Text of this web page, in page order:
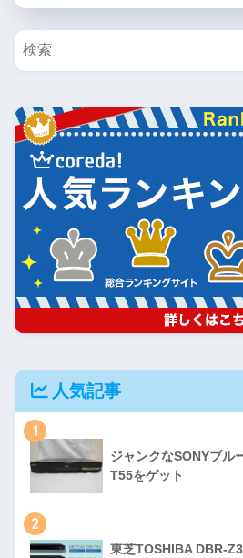
人気記事
1
ジャンクなSONYブル
T55をゲット
2
東芝TOSHIBA DBR-